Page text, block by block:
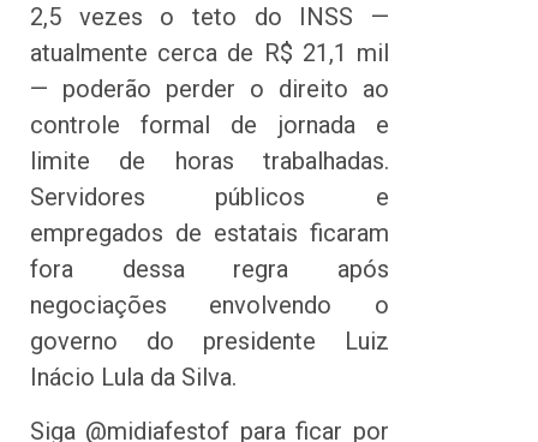
2,5 vezes o teto do INSS —
atualmente cerca de R$ 21,1 mil
— poderão perder o direito ao
controle formal de jornada e
limite de horas trabalhadas.
Servidores públicos e
empregados de estatais ficaram
fora dessa regra após
negociações envolvendo o
governo do presidente Luiz
Inácio Lula da Silva.
Siga @midiafestof para ficar por